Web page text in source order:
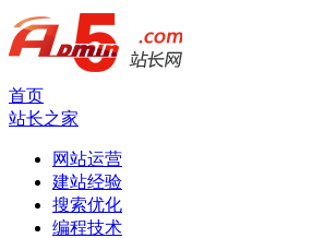
首页
站长之家
网站运营
建站经验
搜索优化
编程技术